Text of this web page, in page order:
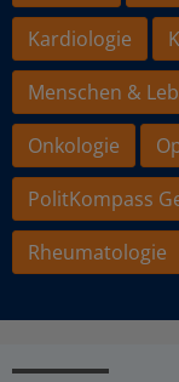
Kardiologie
Menschen &
Onkologie
PolitKompass
Rheumatologie